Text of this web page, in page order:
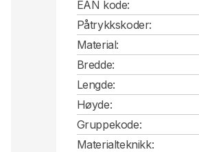
EAN kode:
Påtrykkskoder:
Material:
Bredde:
Lengde:
Høyde:
Gruppekode:
Materialteknikk: